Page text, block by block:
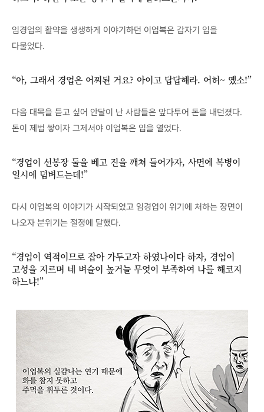
임경업의 활약을 생생하게 이야기하던 이업복은 갑자기 입을
다물었다.
“아, 그래서 경업은 어찌된 거요? 아이고 답답해라. 어허~ 옜소!”
다음 대목을 듣고 싶어 안달이 난 사람들은 앞다투어 돈을 내던졌다.
돈이 제법 쌓이자 그제서야 이업복은 입을 열었다.
“경업이 선봉장 둘을 베고 진을 깨쳐 들어가자, 사면에 복병이
일시에 덤벼드는데!”
다시 이업복의 이야기가 시작되었고 임경업이 위기에 처하는 장면이
나오자 분위기는 절정에 달했다.
“경업이 역적이므로 잡아 가두고자 하였나이다 하자, 경업이
고성을 지르며 네 벼슬이 높거늘 무엇이 부족하여 나를 해코지
하느냐!”